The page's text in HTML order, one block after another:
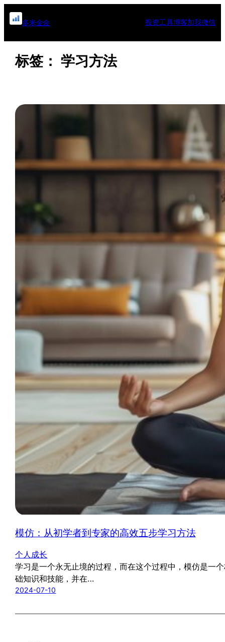
跳
至
多米金金 投资工具博客加我微信
标签： 学习方法
模仿：从初学者到专家的高效五步学习方法
个人成长
学习是一个永无止境的过程，而在这个过程中，模仿是一
础知识和技能，并在…
2024-07-10